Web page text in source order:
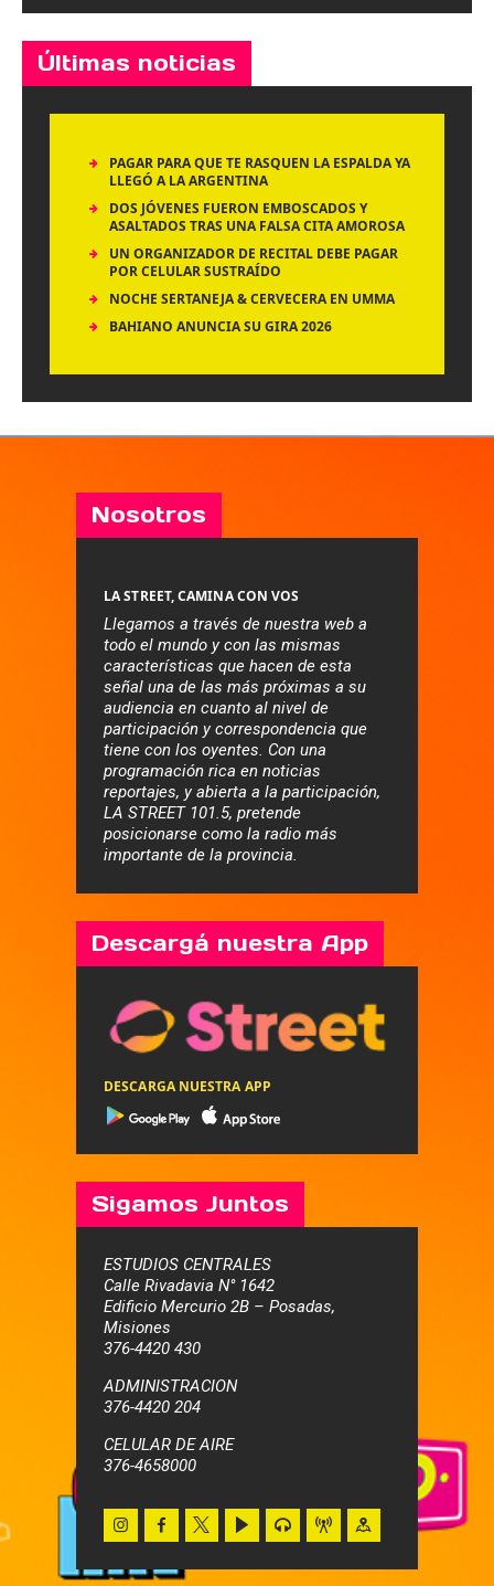
Últimas noticias
PAGAR PARA QUE TE RASQUEN LA ESPALDA YA
LLEGÓ A LA ARGENTINA
DOS JÓVENES FUERON EMBOSCADOS Y
ASALTADOS TRAS UNA FALSA CITA AMOROSA
UN ORGANIZADOR DE RECITAL DEBE PAGAR
POR CELULAR SUSTRAÍDO
NOCHE SERTANEJA & CERVECERA EN UMMA
BAHIANO ANUNCIA SU GIRA 2026
Nosotros
LA STREET, CAMINA CON VOS
Llegamos a través de nuestra web a
todo el mundo y con las mismas
características que hacen de esta
señal una de las más próximas a su
audiencia en cuanto al nivel de
participación y correspondencia que
tiene con los oyentes. Con una
programación rica en noticias
reportajes, y abierta a la participación,
LA STREET 101.5, pretende
posicionarse como la radio más
importante de la provincia.
Descargá nuestra App
DESCARGA NUESTRA APP
Sigamos Juntos
ESTUDIOS CENTRALES
Calle Rivadavia N° 1642
Edificio Mercurio 2B – Posadas,
Misiones
376-4420 430
ADMINISTRACION
376-4420 204
CELULAR DE AIRE
376-4658000